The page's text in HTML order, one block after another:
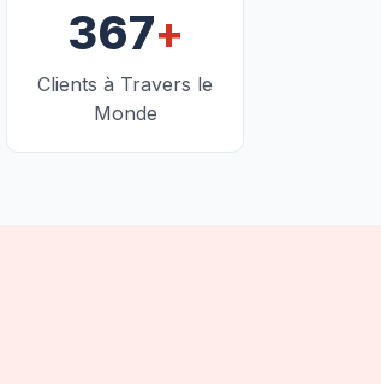
367+
Clients à Travers le
Monde